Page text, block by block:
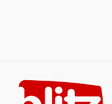
content